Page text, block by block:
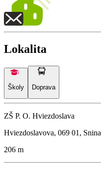
Lokalita
Školy Doprava
ZŠ P. O. Hviezdoslava
Hviezdoslavova, 069 01, Snina
206 m